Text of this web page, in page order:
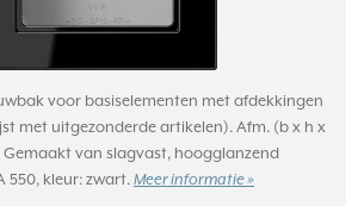
voor basiselementen met afdekkingen
met uitgezonderde artikelen). Afm. (b x h x
Gemaakt van slagvast, hoogglanzend
550, kleur: zwart.Meer informatie »